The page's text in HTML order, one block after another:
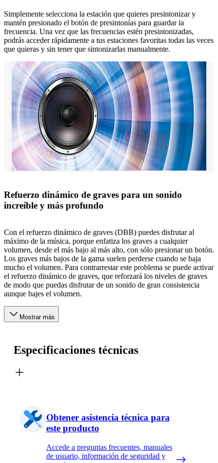
Simplemente selecciona la estación que quieres presintonizar y
mantén presionado el botón de presintonías para guardar la
frecuencia. Una vez que las frecuencias estén presintonizadas,
podrás acceder rápidamente a tus estaciones favoritas todas las veces
que quieras y sin tener que sintonizarlas manualmente.
Refuerzo dinámico de graves para un sonido
increíble y más profundo
Con el refuerzo dinámico de graves (DBB) puedes disfrutar al
máximo de la música, porque enfatiza los graves a cualquier
volumen, desde el más bajo al más alto, con sólo presionar un botón.
Los graves más bajos de la gama suelen perderse cuando se baja
mucho el volumen. Para contrarrestar este problema se puede activar
el refuerzo dinámico de graves, que reforzará los niveles de graves
de modo que puedas disfrutar de un sonido de gran consistencia
aunque bajes el volumen.
Mostrar más
Especificaciones técnicas
Obtener asistencia técnica para
este producto
Accede a preguntas frecuentes, manuales
de usuario, información de seguridad y